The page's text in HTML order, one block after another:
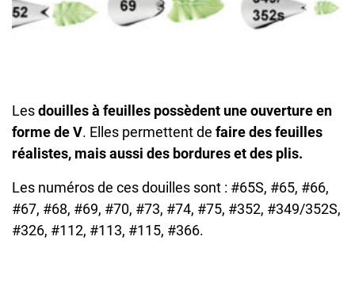
Lesdouilles à feuilles possèdent une ouverture en
forme de V. Elles permettent de faire des feuilles
réalistes, mais aussi des bordures et des plis.
Les numéros de ces douilles sont : #65S, #65, #66,
#67, #68, #69, #70, #73, #74, #75, #352, #349/352S,
#326, #112, #113, #115, #366.